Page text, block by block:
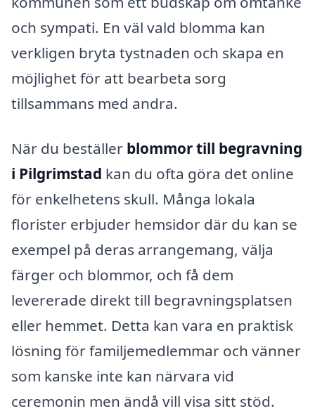
och sympati. En väl vald blomma kan
verkligen bryta tystnaden och skapa en
möjlighet för att bearbeta sorg
tillsammans med andra.
När du beställer blommor till begravning
i Pilgrimstad kan du ofta göra det online
för enkelhetens skull. Många lokala
florister erbjuder hemsidor där du kan se
exempel på deras arrangemang, välja
färger och blommor, och få dem
levererade direkt till begravningsplatsen
eller hemmet. Detta kan vara en praktisk
lösning för familjemedlemmar och vänner
som kanske inte kan närvara vid
ceremonin men ändå vill visa sitt stöd.